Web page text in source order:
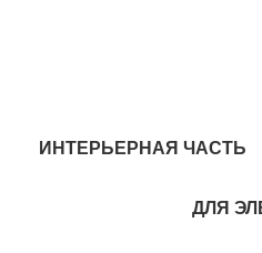
ИНТЕРЬЕРНАЯ ЧАСТЬ
ДЛЯ